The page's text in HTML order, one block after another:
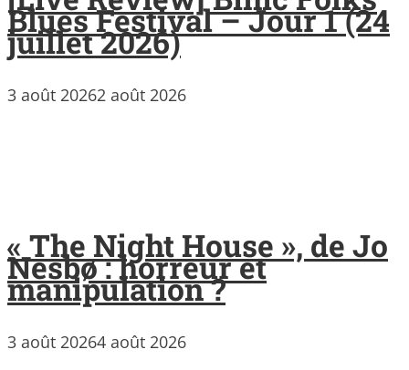
Blues Festival – Jour 1 (24
juillet 2026)
3 août 20262 août 2026
« The Night House », de Jo
Nesbø : horreur et
manipulation ?
3 août 20264 août 2026